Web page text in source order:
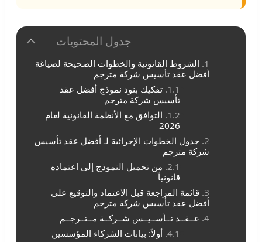
جدول المحتويات
الشروط القانونية والخطوات الصحيحة لصياغة
أفضل عقد تأسيس شركة مترجم
تفكيك بنود نموذج أفضل عقد
تأسيس شركة مترجم
التوافق مع الأنظمة القانونية لعام
2026
جدول الخطوات الإجرائية لـ أفضل عقد تأسيس
شركة مترجم
من تحميل النموذج إلى اعتماده
قانونياً
قائمة المراجعة قبل الاعتماد والتوقيع على
أفضل عقد تأسيس شركة مترجم
عــقــد تــأســيــس شــركــة مــتــرجــم
أولاً: بيانات الشركاء المؤسسين